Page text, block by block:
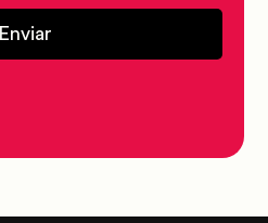
Enviar